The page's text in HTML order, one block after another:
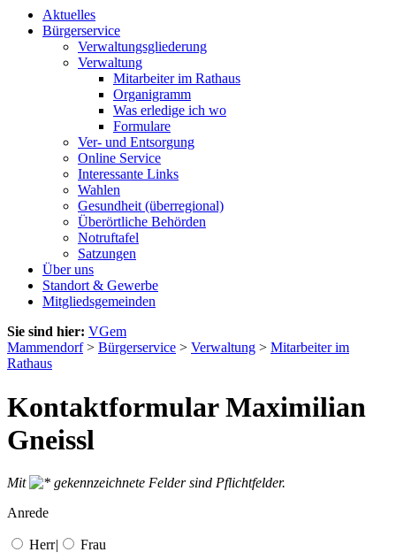
Aktuelles
Bürgerservice
Verwaltungsgliederung
Verwaltung
Mitarbeiter im Rathaus
Organigramm
Was erledige ich wo
Formulare
Ver- und Entsorgung
Online Service
Interessante Links
Wahlen
Gesundheit (überregional)
Überörtliche Behörden
Notruftafel
Satzungen
Über uns
Standort & Gewerbe
Mitgliedsgemeinden
Sie sind hier: VGem
Mammendorf> Bürgerservice > Verwaltung > Mitarbeiter im
Rathaus
Kontaktformular Maximilian
Gneissl
Mit
gekennzeichnete Felder sind Pflichtfelder.
Anrede
Herr| Frau